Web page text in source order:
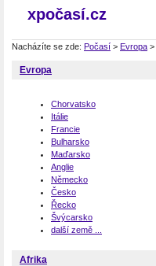
xpočasí.cz
Nacházíte se zde: Počasí > Evropa >
Evropa
Chorvatsko
Itálie
Francie
Bulharsko
Maďarsko
Anglie
Německo
Česko
Řecko
Švýcarsko
další země ...
Afrika